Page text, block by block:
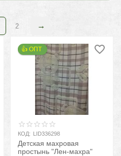
2
👍 ОПТ
КОД: LID336298
Детская махровая
простынь "Лен-махра"